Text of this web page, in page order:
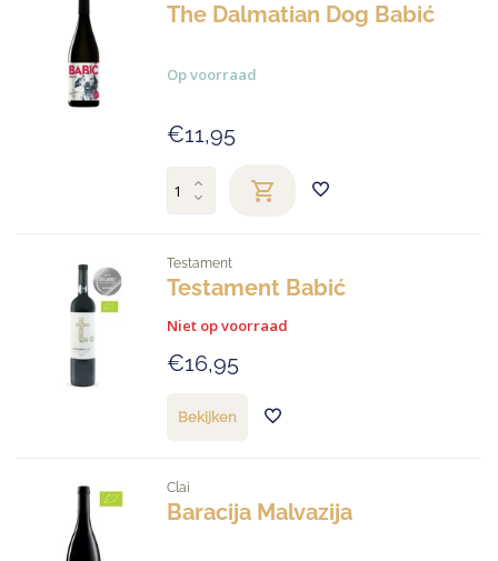
The Dalmatian Dog Babić
Op voorraad
€11,95
Testament
Testament Babić
Niet op voorraad
€16,95
Bekijken
Clai
Baracija Malvazija